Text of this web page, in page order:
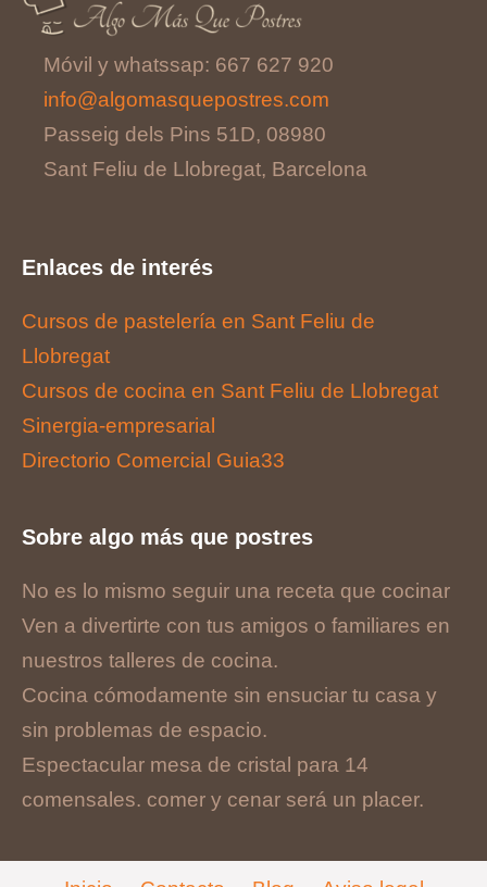
Móvil y whatssap: 667 627 920
info@algomasquepostres.com
Passeig dels Pins 51D, 08980
Sant Feliu de Llobregat, Barcelona
Enlaces de interés
Cursos de pastelería en Sant Feliu de
Llobregat
Cursos de cocina en Sant Feliu de Llobregat
Sinergia-empresarial
Directorio Comercial Guia33
Sobre algo más que postres
No es lo mismo seguir una receta que cocinar
Ven a divertirte con tus amigos o familiares en
nuestros talleres de cocina.
Cocina cómodamente sin ensuciar tu casa y
sin problemas de espacio.
Espectacular mesa de cristal para 14
comensales. comer y cenar será un placer.